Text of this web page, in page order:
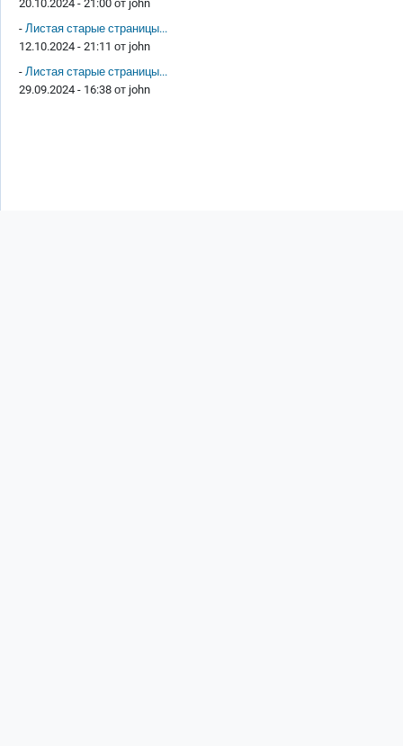
20.10.2024 - 21:00 от john
- Листая старые страницы...
12.10.2024 - 21:11 от john
- Листая старые страницы...
29.09.2024 - 16:38 от john